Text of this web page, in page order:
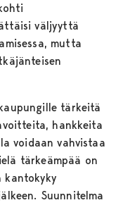
väljyyttä
mutta
tärkeitä
hankkeita
voidaan vahvistaa
tärkeämpää on
kantokyky
Suunnitelma